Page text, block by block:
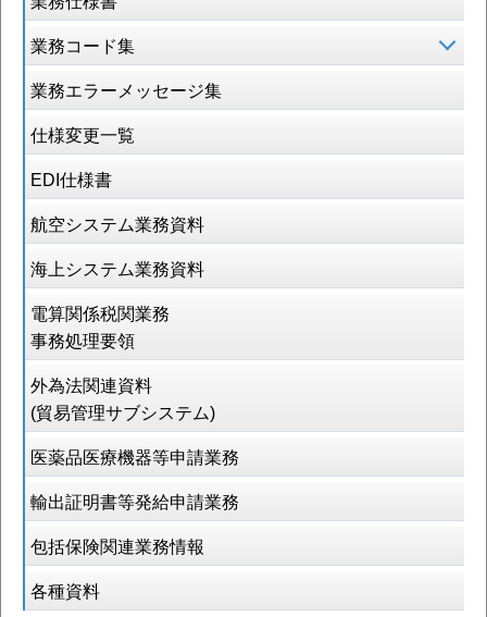
業務コード集
業務エラーメッセージ集
仕様変更一覧
EDI仕様書
航空システム業務資料
海上システム業務資料
電算関係税関業務
事務処理要領
外為法関連資料
(貿易管理サブシステム)
医薬品医療機器等申請業務
輸出証明書等発給申請業務
包括保険関連業務情報
各種資料